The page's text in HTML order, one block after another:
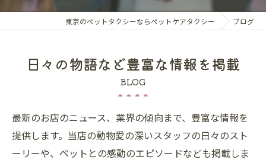
東京のペットタクシーならペットケアタクシー ブログ
日々の物語など豊富な情報を掲載
BLOG
最新のお店のニュース、業界の傾向まで、豊富な情報を
提供します。当店の動物愛の深いスタッフの日々のスト
ーリーや、ペットとの感動のエピソードなども掲載しま